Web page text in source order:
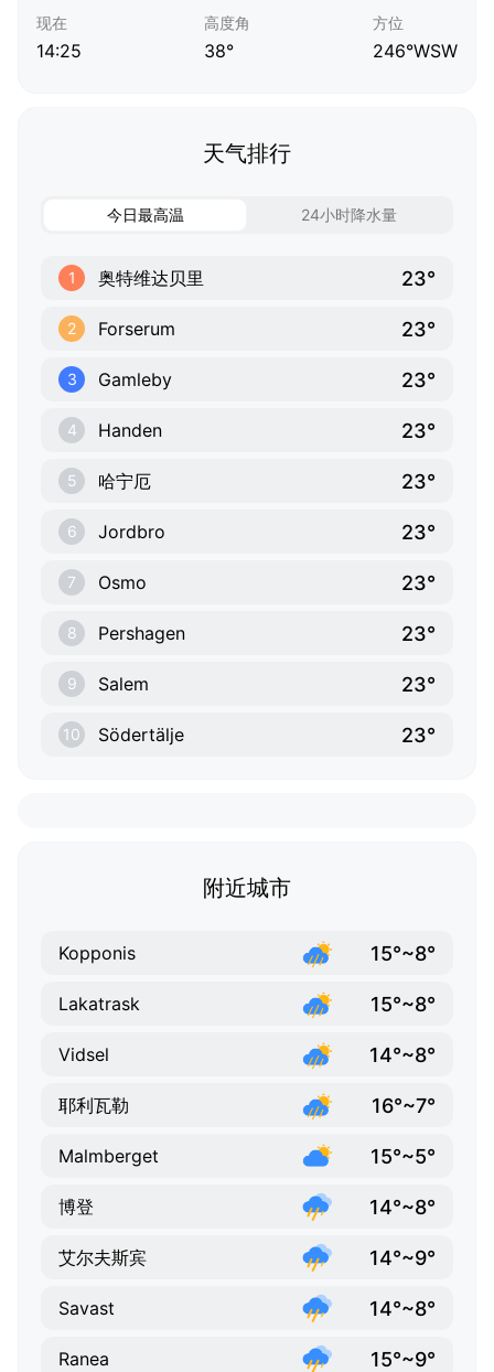
现在
14:25
高度角
38°
方位
246°WSW
天气排行
今日最高温 24小时降水量
1 奥特维达贝里 23°
2 Forserum 23°
3 Gamleby 23°
4 Handen 23°
5 哈宁厄 23°
6 Jordbro 23°
7 Osmo 23°
8 Pershagen 23°
9 Salem 23°
10 Södertälje 23°
附近城市
Kopponis 15°~8°
Lakatrask 15°~8°
Vidsel 14°~8°
耶利瓦勒 16°~7°
Malmberget 15°~5°
博登 14°~8°
艾尔夫斯宾 14°~9°
Savast 14°~8°
Ranea 15°~9°